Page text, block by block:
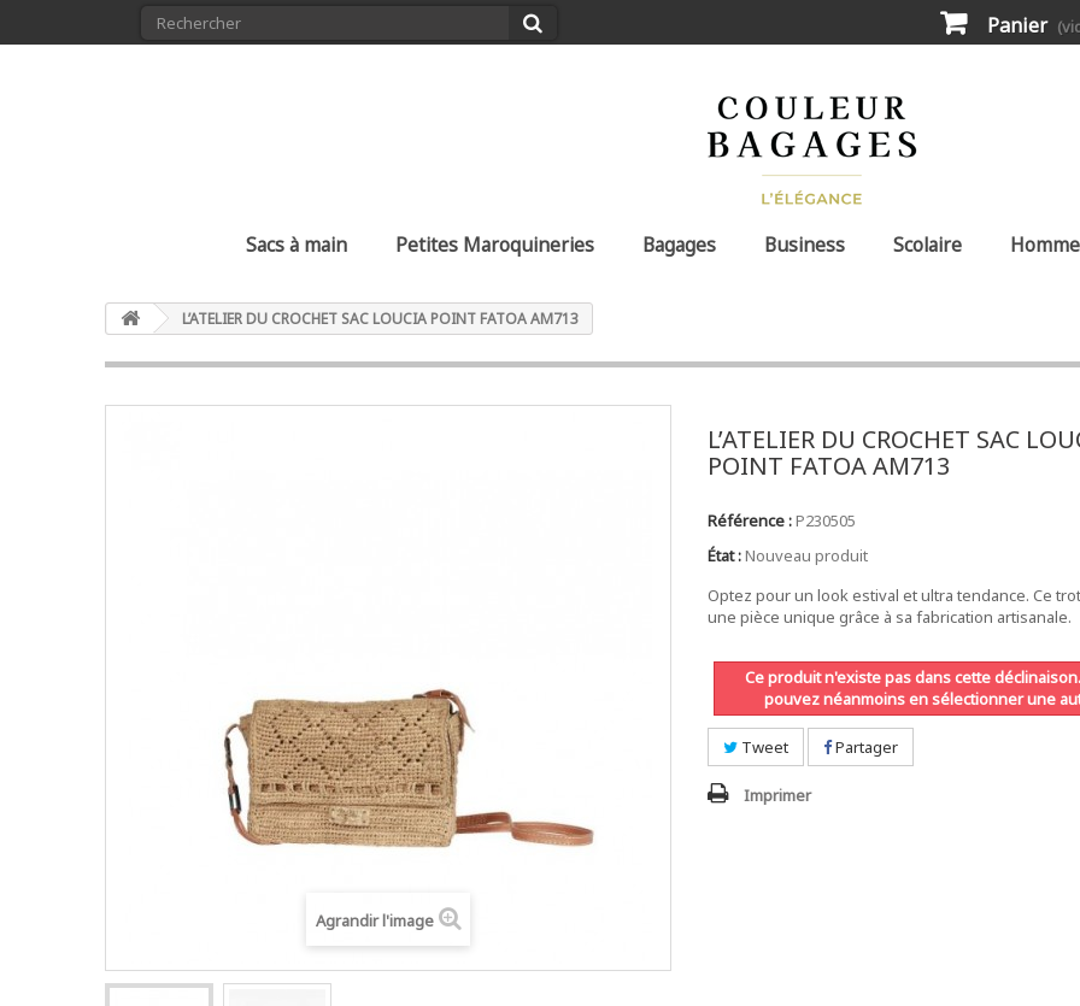
Panier
Sacs à main Petites Maroquineries Bagages Business Scolaire Homme
L’ATELIER DU CROCHET SAC LOUCIA POINT FATOA AM713
Agrandir l'image
L’ATELIER DU CROCHET SAC
POINT FATOA AM713
Référence :P230505
État :Nouveau produit
Optez pour un look estival et ultra tendance. Ce
une pièce unique grâce à sa fabrication artisanale.
Ce produit n'existe pas dans cette
pouvez néanmoins en sélectionner une
Tweet Partager
Imprimer